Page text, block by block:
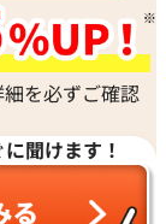
を必ずご確認
聞けます！